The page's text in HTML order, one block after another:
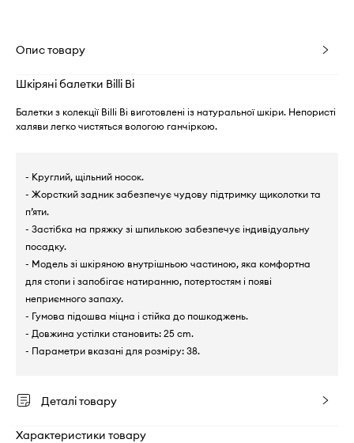
Опис товару
Шкіряні балетки Billi Bi
Балетки з колекції Billi Bi виготовлені із натуральної шкіри. Непористі
халяви легко чистяться вологою ганчіркою.
- Круглий, щільний носок.
- Жорсткий задник забезпечує чудову підтримку щиколотки та
п’яти.
- Застібка на пряжку зі шпилькою забезпечує індивідуальну
посадку.
- Модель зі шкіряною внутрішньою частиною, яка комфортна
для стопи і запобігає натиранню, потертостям і появі
неприємного запаху.
- Гумова підошва міцна і стійка до пошкоджень.
- Довжина устілки становить: 25 cm.
- Параметри вказані для розміру: 38.
Деталі товару
Характеристики товару